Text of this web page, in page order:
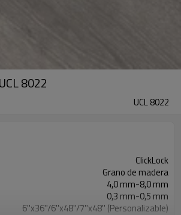
8022
UCL 8022
ClickLock
Grano de madera
4,0 mm-8,0 mm
0,3 mm-0,5 mm
6''x36''/6''x48''/7''x48'' (Personalizable)